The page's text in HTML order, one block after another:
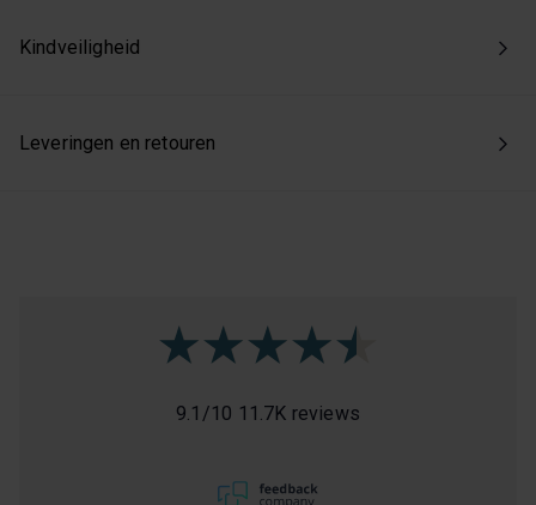
Kindveiligheid
Leveringen en retouren
9.1 /10 11.7K reviews